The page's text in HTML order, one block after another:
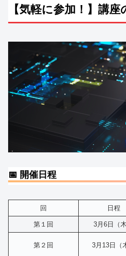
【気軽に参加！】講座
📅 開催日程
回 日程
第１回 3月6日（木
第２回 3月13日（